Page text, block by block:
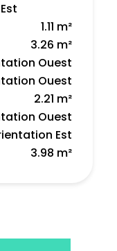
Est
1.11 m²
3.26 m²
Ouest
Ouest
2.21 m²
Ouest
Est
3.98 m²